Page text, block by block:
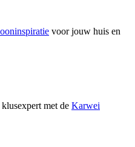
voor jouw huis en
met de Karwei